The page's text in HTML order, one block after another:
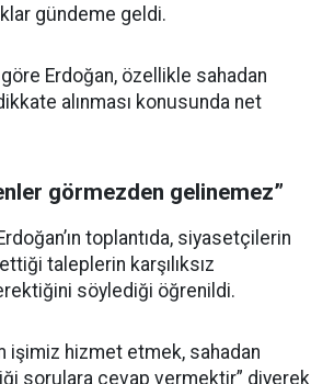
gündeme geldi.
Erdoğan, özellikle sahadan
alınması konusunda net
görmezden gelinemez”
toplantıda, siyasetçilerin
taleplerin karşılıksız
söylediği öğrenildi.
işimiz hizmet etmek, sahadan
sorulara cevap vermektir” diyerek